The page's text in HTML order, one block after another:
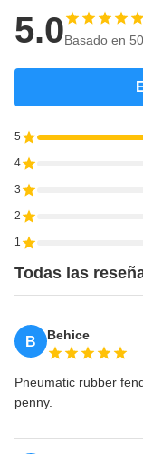
5.0Basado en
5
4
3
2
1
Todas las
B Behice
Pneumatic rubber
penny.